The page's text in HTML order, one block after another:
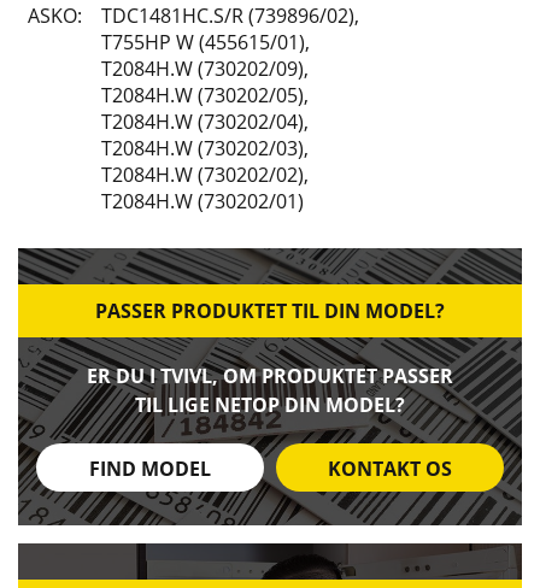
ASKO: TDC1481HC.S/R (739896/02),
T755HP W (455615/01),
T2084H.W (730202/09),
T2084H.W (730202/05),
T2084H.W (730202/04),
T2084H.W (730202/03),
T2084H.W (730202/02),
T2084H.W (730202/01)
PASSER PRODUKTET TIL DIN MODEL?
ER DU I TVIVL, OM PRODUKTET PASSER
TIL LIGE NETOP DIN MODEL?
FIND MODEL KONTAKT OS